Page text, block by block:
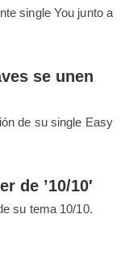
single You junto a
se unen
de su single Easy
de ’10/10′
su tema 10/10.